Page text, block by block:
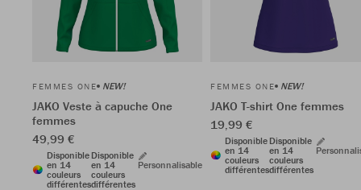
FEMMES ONE NEW!
JAKO Veste à capuche One
femmes
49,99 €
Disponible
en 14
couleurs
différentes
Disponible
en 14
couleurs
différentes
Personnalisable
FEMMES ONE NEW!
JAKO T-shirt One femmes
19,99 €
Disponible
en 14
couleurs
différentes
Disponible
en 14
couleurs
différentes